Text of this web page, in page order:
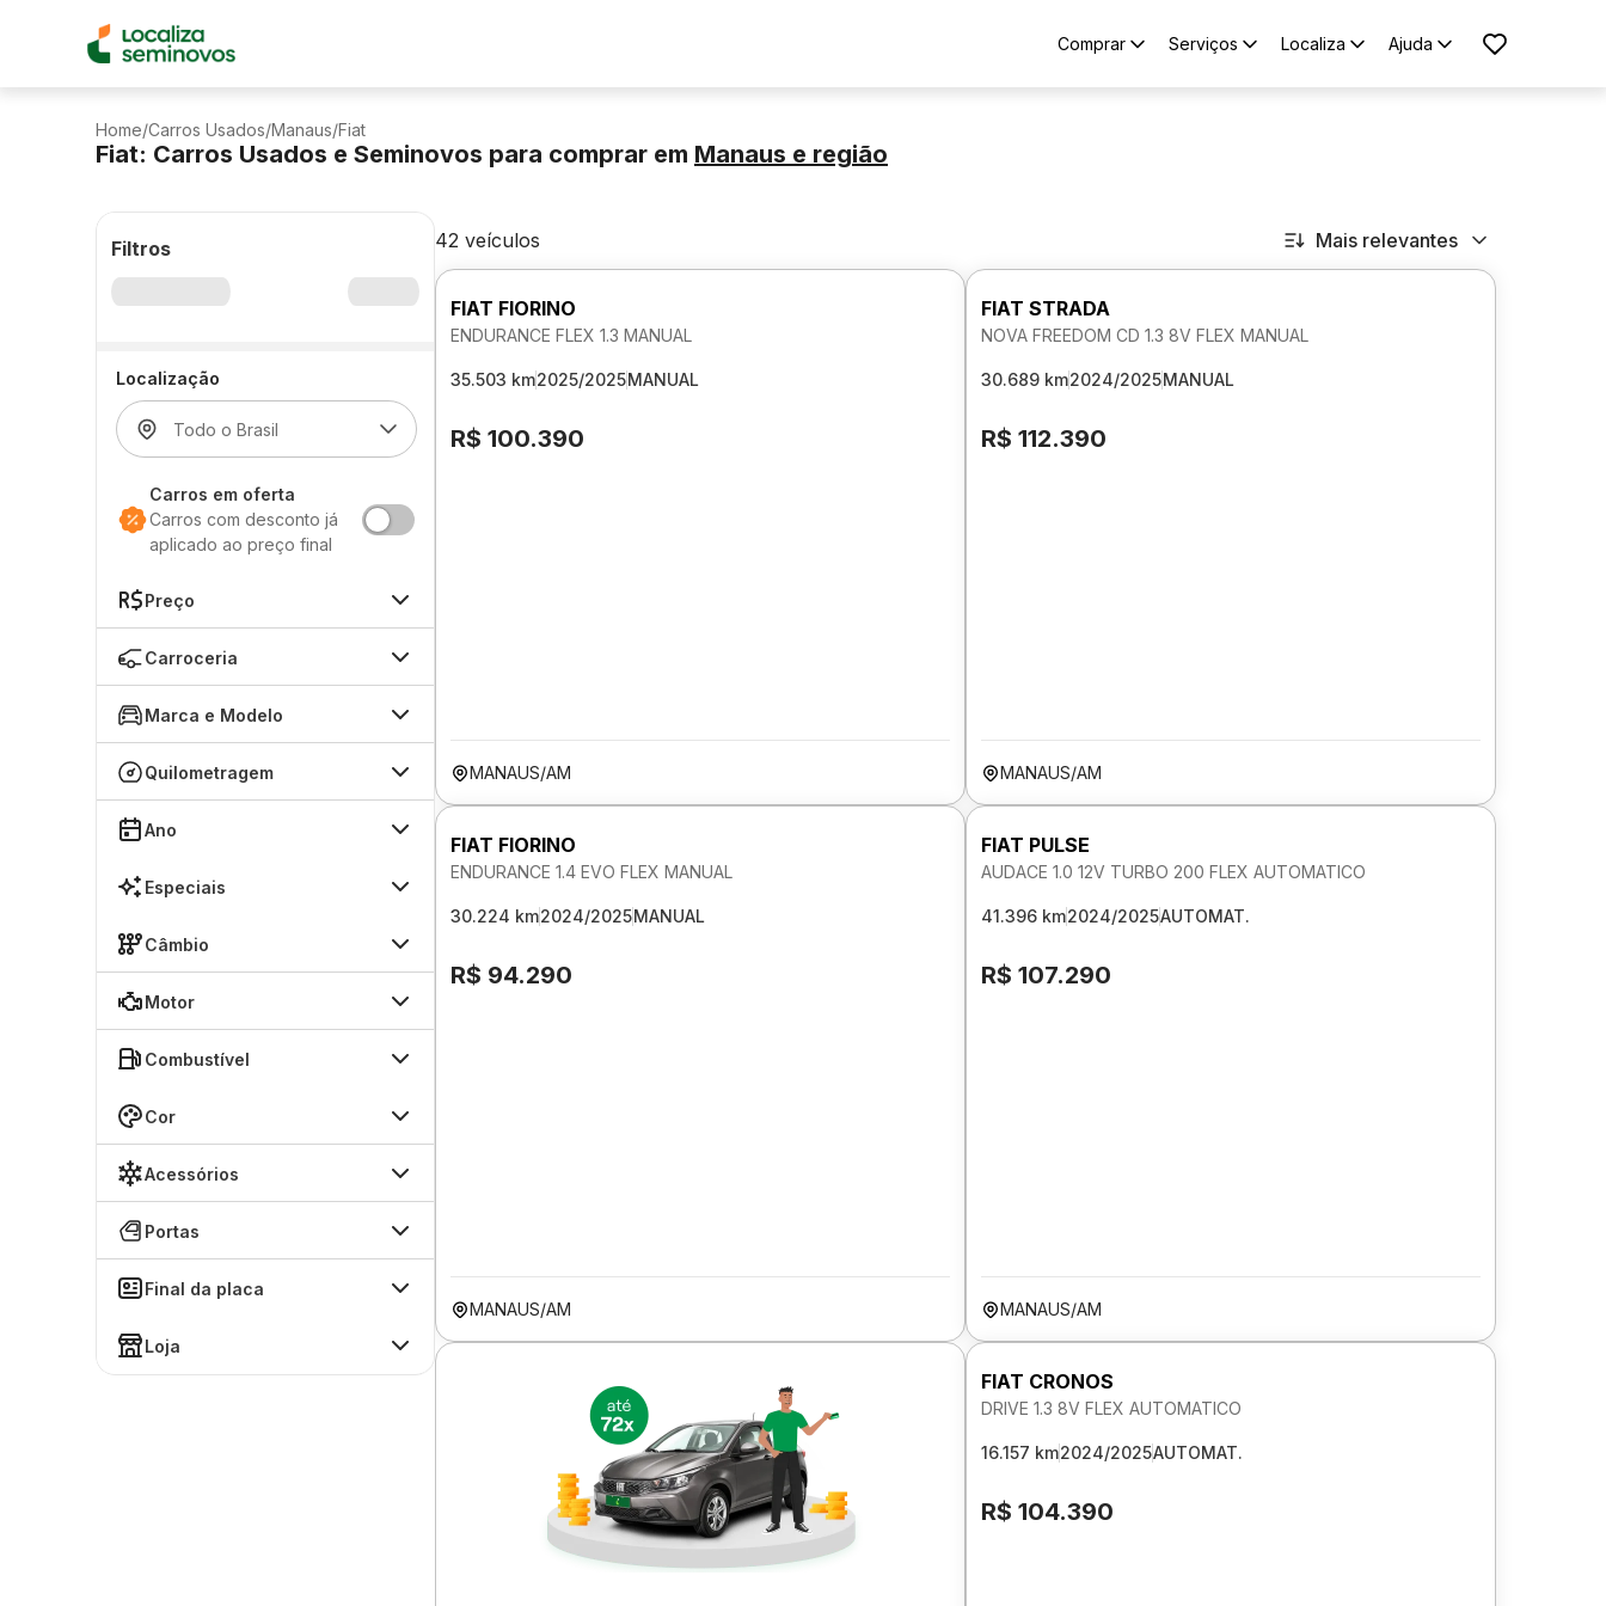
Comprar Serviços Localiza Ajuda
Home/Carros Usados/Manaus/Fiat
Fiat: Carros Usados e Seminovos para comprar em Manaus e região
Filtros
Localização
Carros em oferta
Carros com desconto já
aplicado ao preço final
Preço
Carroceria
Marca e Modelo
Quilometragem
Ano
Especiais
Câmbio
Motor
Combustível
Cor
Acessórios
Portas
Final da placa
Loja
42 veículos Mais relevantes
FIAT FIORINO
ENDURANCE FLEX 1.3 MANUAL
35.503 km2025/2025MANUAL
R$ 100.390
MANAUS/AM
FIAT STRADA
NOVA FREEDOM CD 1.3 8V FLEX MANUAL
30.689 km2024/2025MANUAL
R$ 112.390
MANAUS/AM
FIAT FIORINO
ENDURANCE 1.4 EVO FLEX MANUAL
30.224 km2024/2025MANUAL
R$ 94.290
MANAUS/AM
FIAT PULSE
AUDACE 1.0 12V TURBO 200 FLEX AUTOMATICO
41.396 km2024/2025AUTOMAT.
R$ 107.290
MANAUS/AM
FIAT CRONOS
DRIVE 1.3 8V FLEX AUTOMATICO
16.157 km2024/2025AUTOMAT.
R$ 104.390